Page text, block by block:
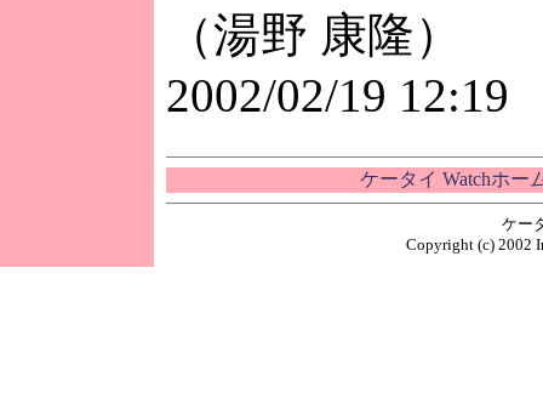
（湯野 康隆）
2002/02/19 12:19
ケータイ Watchホー
ケー
Copyright (c) 2002